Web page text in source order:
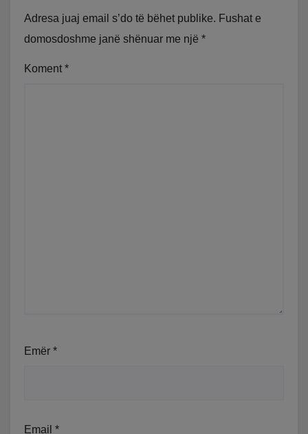
Adresa juaj email s’do të bëhet publike. Fushat e
domosdoshme janë shënuar me një *
Koment *
Emër *
Email *